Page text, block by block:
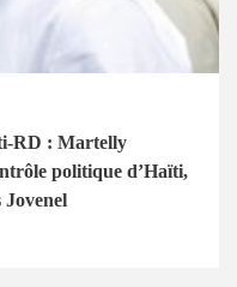
RD : Martelly
politique d’Haïti,
Jovenel